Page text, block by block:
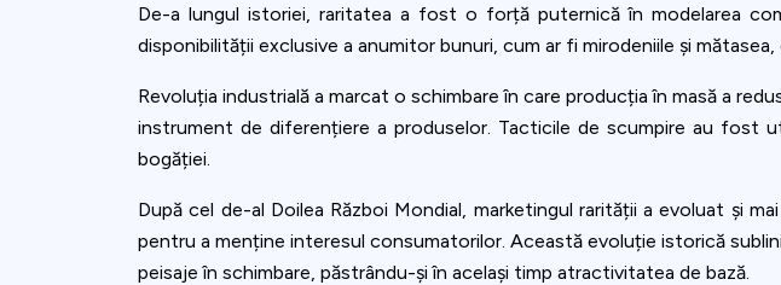
De-a lungul istoriei, raritatea a fost o forță puternică în modelarea
disponibilității exclusive a anumitor bunuri, cum ar fi mirodeniile și
Revoluția industrială a marcat o schimbare în care producția în masă a
instrument de diferențiere a produselor. Tacticile de scumpire au fost
bogăției.
După cel de-al Doilea Război Mondial, marketingul rarității a evoluat și
pentru a menține interesul consumatorilor. Această evoluție istorică
peisaje în schimbare, păstrându-și în același timp atractivitatea de bază.